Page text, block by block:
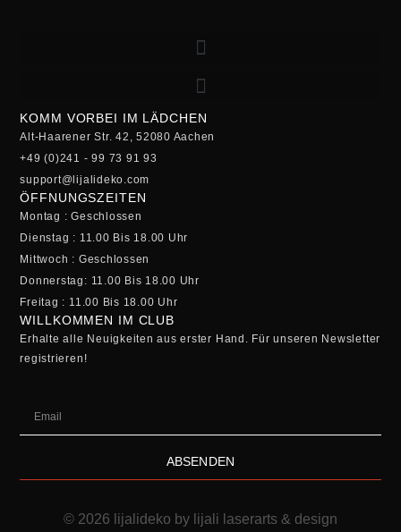
KOMM VORBEI IM LÄDCHEN
Alt-Haarener Str. 42, 52080 Aachen
+49 (0)241 - 99 73 91 93
support@lijalideko.com
ÖFFNUNGSZEITEN
Montag : Geschlossen
Dienstag : 11.00 Bis 18.00 Uhr
Mittwoch : Geschlossen
Donnerstag: 11.00 Bis 18.00 Uhr
Freitag : 11.00 Bis 18.00 Uhr
WILLKOMMEN IM CLUB
Erhalte alle Neuigkeiten aus erster Hand. Für unseren Newsletter
registrieren!
ABSENDEN
© 2026 lijalideko by lijali laserarts & design